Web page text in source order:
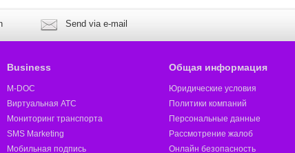
Send via e-mail
Business
M-DOC
Виртуальная АТС
Мониторинг транспорта
SMS Marketing
Мобильная подпись
Общая информация
Юридические условия
Политики компаний
Персональные данные
Рассмотрение жалоб
Онлайн безопасность